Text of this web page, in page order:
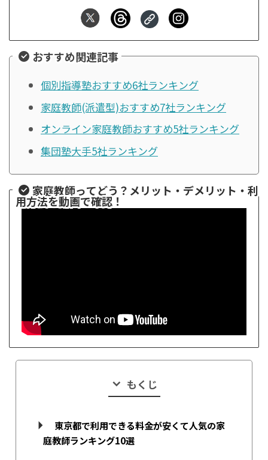
おすすめ関連記事
個別指導塾おすすめ6社ランキング
家庭教師(派遣型)おすすめ7社ランキング
オンライン家庭教師おすすめ5社ランキング
集団塾大手5社ランキング
家庭教師ってどう？メリット・デメリット・利
用方法を動画で確認！
もくじ
東京都で利用できる料金が安くて人気の家
庭教師ランキング10選